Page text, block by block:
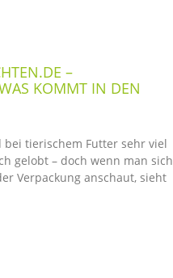
–
KOMMT IN DEN
tierischem Futter sehr viel
gelobt – doch wenn man sich
Verpackung anschaut, sieht